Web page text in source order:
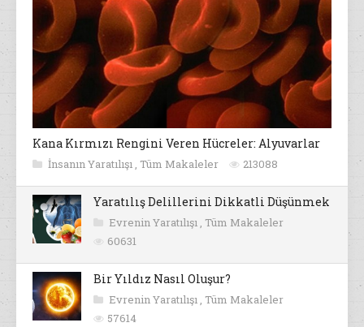
Kana Kırmızı Rengini Veren Hücreler: Alyuvarlar
İnsanın Yaratılışı , Tüm Makaleler 213088
Yaratılış Delillerini Dikkatli Düşünmek
Evrenin Yaratılışı , Tüm Makaleler
60631
Bir Yıldız Nasıl Oluşur?
Evrenin Yaratılışı , Tüm Makaleler
57614